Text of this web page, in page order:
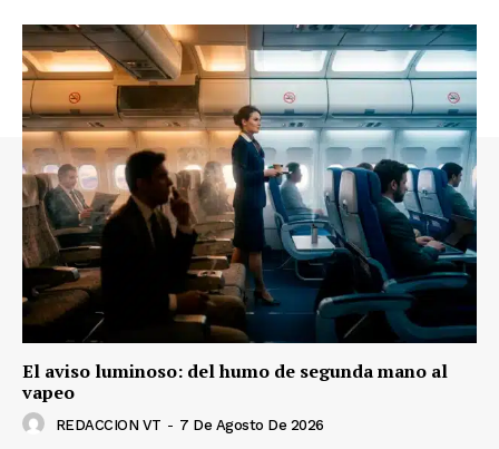
El aviso luminoso: del humo de segunda mano al
vapeo
REDACCION VT - 7 De Agosto De 2026